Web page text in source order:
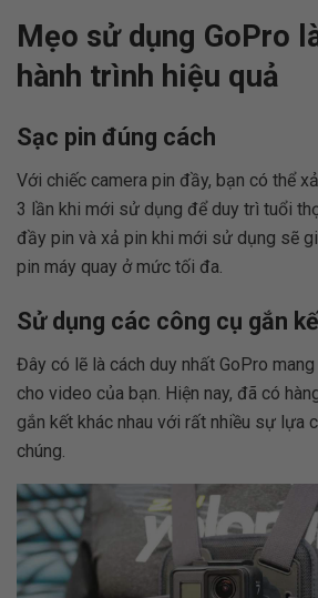
Mẹo sử dụng GoPro
hành trình hiệu quả
Sạc pin đúng cách
Với chiếc camera pin đầy, bạn có thể
3 lần khi mới sử dụng để duy trì tuổi
đầy pin và xả pin khi mới sử dụng sẽ
pin máy quay ở mức tối đa.
Sử dụng các công cụ gắn
Đây có lẽ là cách duy nhất GoPro
cho video của bạn. Hiện nay, đã có
gắn kết khác nhau với rất nhiều sự lựa
chúng.